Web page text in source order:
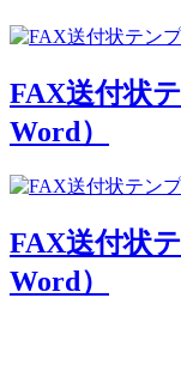
FAX送付状
Word）
FAX送付状
Word）